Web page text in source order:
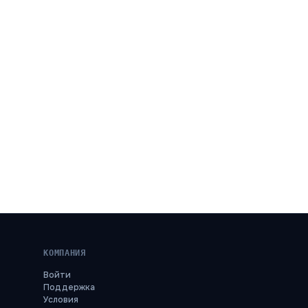
КОМПАНИЯ
Войти
Поддержка
Условия